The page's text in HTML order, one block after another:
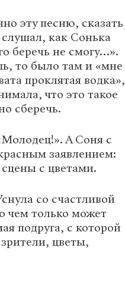
эту песню, сказать
как Сонька
беречь не смогу…».
то было там и «мне
проклятая водка»,
что это такое
сберечь.
А Соня с
заявлением:
с цветами.
со счастливой
чем только может
подруга, с которой
цветы,